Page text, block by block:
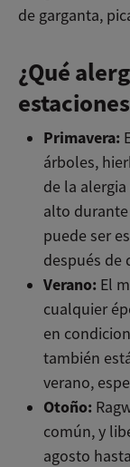
de garganta,
¿Qué
Primavera:
árboles,
de la
alto
puede ser
después de
Verano: El
cualquier
en
también
verano,
Otoño:
común, y
agosto